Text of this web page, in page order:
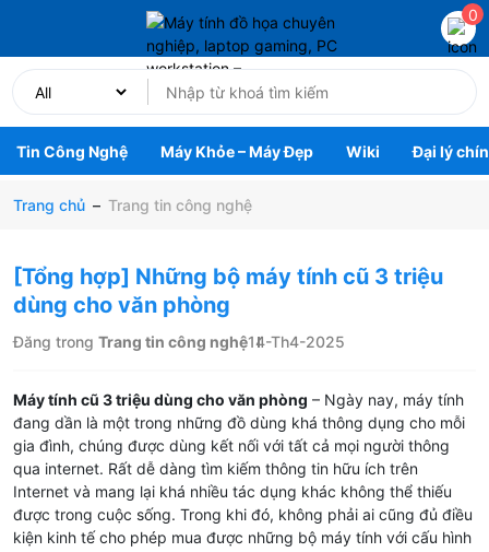
0
Tin Công Nghệ Máy Khỏe – Máy Đẹp Wiki Đại lý
Trang chủ – Trang tin công nghệ
[Tổng hợp] Những bộ máy tính cũ 3 triệu
dùng cho văn phòng
Đăng trong Trang tin công nghệ14-Th4-2025
Máy tính cũ 3 triệu dùng cho văn phòng – Ngày nay, máy tính
đang dần là một trong những đồ dùng khá thông dụng cho mỗi
gia đình, chúng được dùng kết nối với tất cả mọi người thông
qua internet. Rất dễ dàng tìm kiếm thông tin hữu ích trên
Internet và mang lại khá nhiều tác dụng khác không thể thiếu
được trong cuộc sống. Trong khi đó, không phải ai cũng đủ điều
kiện kinh tế cho phép mua được những bộ máy tính với cấu hình